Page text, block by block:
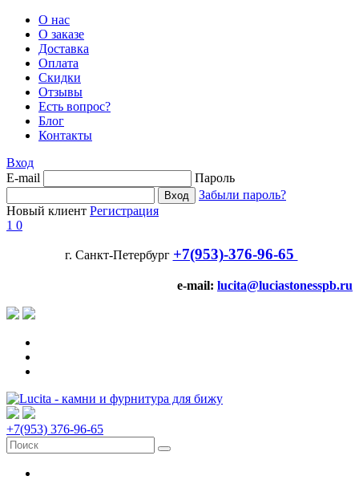
О нас
О заказе
Доставка
Оплата
Скидки
Отзывы
Есть вопрос?
Блог
Контакты
Вход
E-mail
Пароль
Забыли пароль?
Новый клиент Регистрация
1 0
г. Санкт-Петербург +7(953)-376-96-65
e-mail: lucita@luciastonesspb.ru
+7(953) 376-96-65